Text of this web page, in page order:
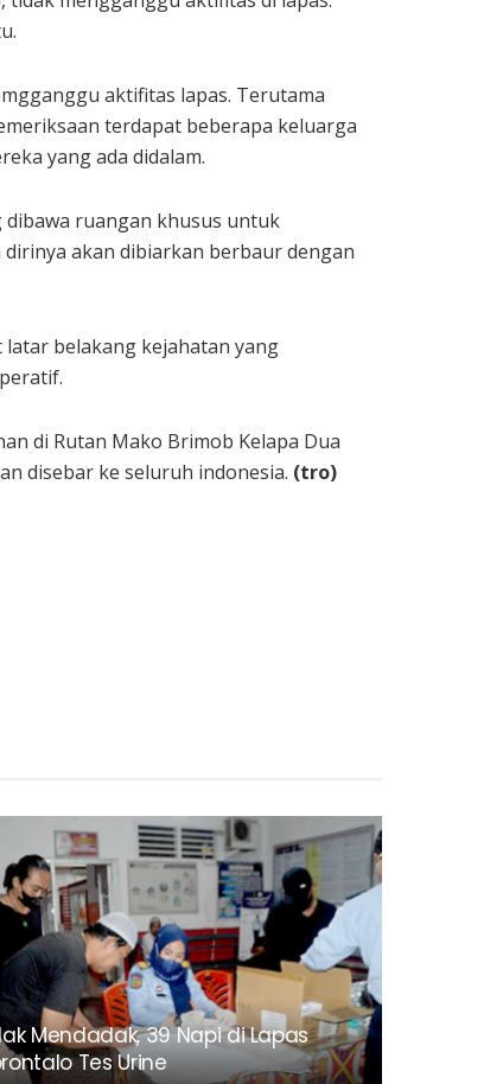
aktifitas lapas. Terutama
terdapat beberapa keluarga
yang ada didalam.
dibawa ruangan khusus untuk
akan dibiarkan berbaur dengan
belakang kejahatan yang
di Rutan Mako Brimob Kelapa Dua
disebar ke seluruh indonesia. (tro)
Mendadak, 39 Napi di Lapas
Tes Urine